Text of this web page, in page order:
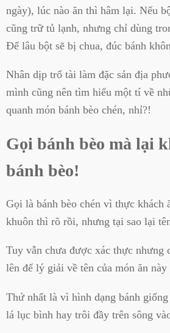
ngày), lúc nào ăn thì hâm lại. Nếu
cũng trữ tủ lạnh, nhưng chỉ dùng
Để lâu bột sẽ bị chua, đúc bánh
Nhân dịp trổ tài làm đặc sản địa
mình cũng nên tìm hiểu một tí về
quanh món bánh bèo chén, nhỉ?!
Gọi bánh bèo mà lại
bánh bèo!
Gọi là bánh bèo chén vì thực khách
khuôn thì rõ rồi, nhưng tại sao lại
Tuy vẫn chưa được xác thực nhưng
lên để lý giải về tên của món ăn này
Thứ nhất là vì hình dạng bánh
lá lục bình hay trôi đầy trên sông